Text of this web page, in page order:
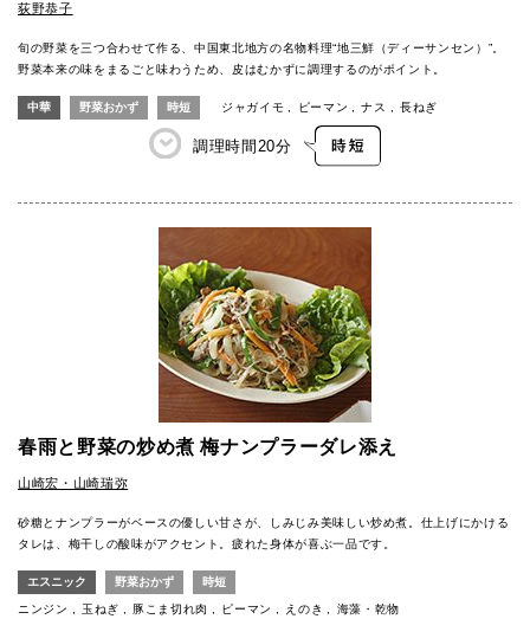
荻野恭子
旬の野菜を三つ合わせて作る、中国東北地方の名物料理“地三鮮（ディーサンセン）”。
野菜本来の味をまるごと味わうため、皮はむかずに調理するのがポイント。
中華 野菜おかず 時短 ジャガイモ ピーマン ナス 長ねぎ
調理時間 20分
春雨と野菜の炒め煮 梅ナンプラーダレ添え
山崎宏・山崎瑞弥
砂糖とナンプラーがベースの優しい甘さが、しみじみ美味しい炒め煮。仕上げにかける
タレは、梅干しの酸味がアクセント。疲れた身体が喜ぶ一品です。
エスニック 野菜おかず 時短
ニンジン 玉ねぎ 豚こま切れ肉 ピーマン えのき 海藻・乾物